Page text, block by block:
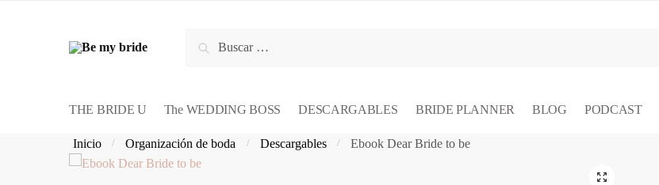
THE BRIDE U The WEDDING BOSS DESCARGABLES BRIDE PLANNER BLOG PODCAST
Inicio / Organización de boda / Descargables / Ebook Dear Bride to be
🔍